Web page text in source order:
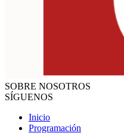
SOBRE NOSOTROS
SÍGUENOS
Inicio
Programación